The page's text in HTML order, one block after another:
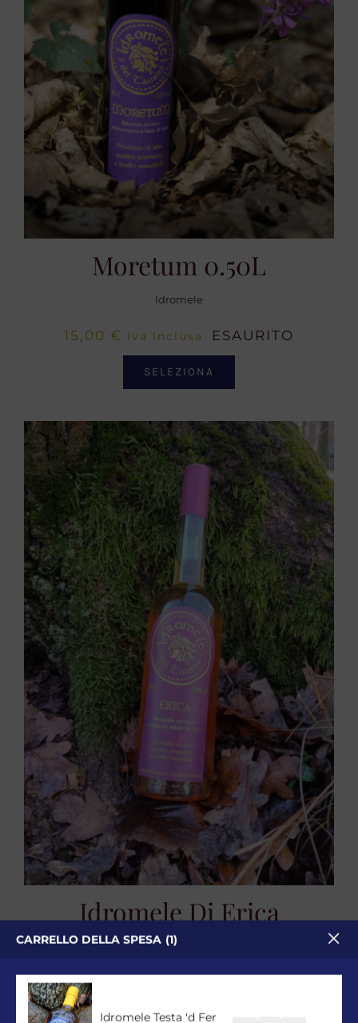
Moretum 0.50L
Idromele
15,00 € Iva Inclusa ESAURITO
SELEZIONA
Idromele Di Erica
Idromele
15,00
SELEZIONA
CARRELLO DELLA SPESA 1
Idromele Testa 'd Fer